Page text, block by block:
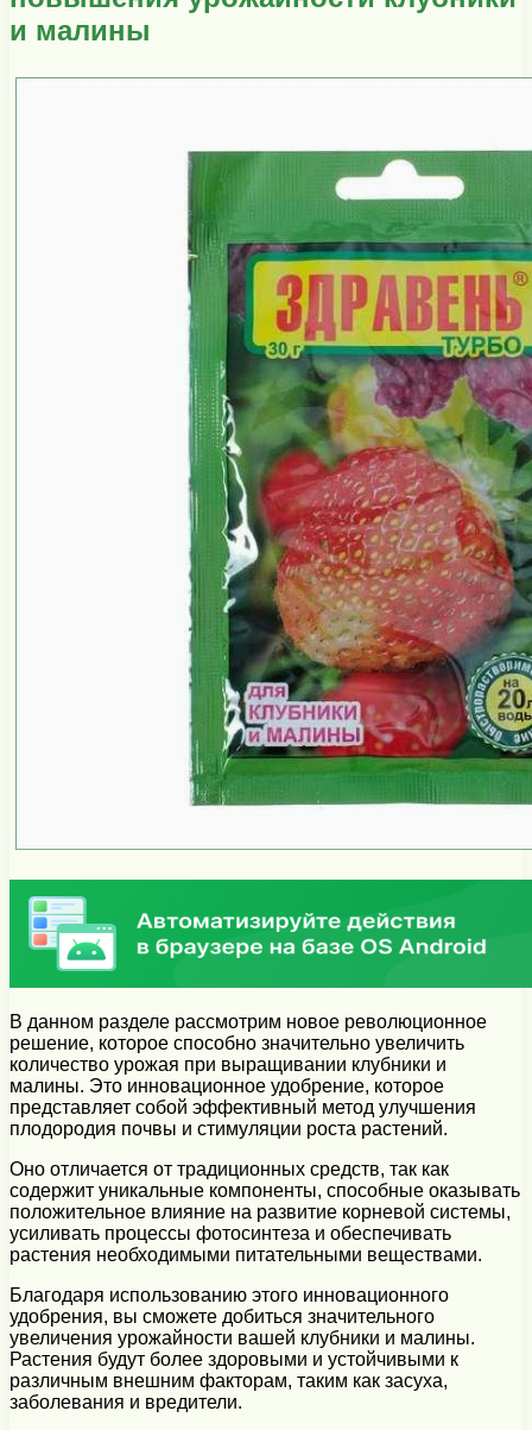
и малины
В данном разделе рассмотрим новое революционное
решение, которое способно значительно увеличить
количество урожая при выращивании клубники и
малины. Это инновационное удобрение, которое
представляет собой эффективный метод улучшения
плодородия почвы и стимуляции роста растений.
Оно отличается от традиционных средств, так как
содержит уникальные компоненты, способные оказывать
положительное влияние на развитие корневой системы,
усиливать процессы фотосинтеза и обеспечивать
растения необходимыми питательными веществами.
Благодаря использованию этого инновационного
удобрения, вы сможете добиться значительного
увеличения урожайности вашей клубники и малины.
Растения будут более здоровыми и устойчивыми к
различным внешним факторам, таким как засуха,
заболевания и вредители.